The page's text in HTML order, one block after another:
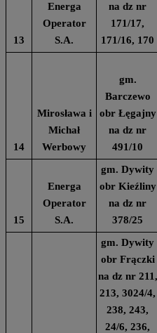
13
Energa
Operator
S.A.
na dz nr
171/17,
171/16, 170
14
Mirosława i
Michał
Werbowy
gm.
Barczewo
obr Łęgajny
na dz nr
491/10
15
Energa
Operator
S.A.
gm. Dywity
obr Kieźliny
na dz nr
378/25
gm. Dywity
obr Frączki
na dz nr 211,
213, 3024/4,
238, 243,
24/6, 236,